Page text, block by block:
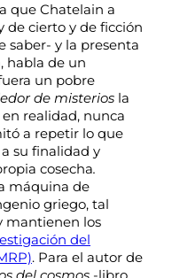
que Chatelain a
de cierto y de ficción
saber- y la presenta
habla de un
un pobre
de misterios la
realidad, nunca
a repetir lo que
su finalidad y
cosecha.
máquina de
griego, tal
mantienen los
del
. Para el autor de